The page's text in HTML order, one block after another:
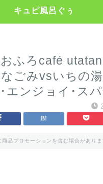
キュピ風呂ぐぅ
おふろcafé
ごみvsいちの
エンジョイ･スパ
商品プロモーションを含む場合がありま